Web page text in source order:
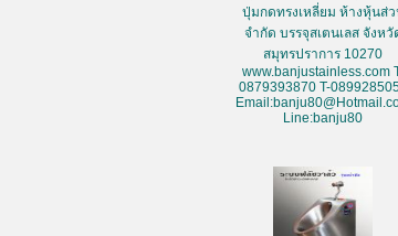
ปุ่มกดทรงเหลี่ยม ห้างหุ้นส่
จำกัด บรรจุสเตนเลส จังหวั
สมุทรปราการ 10270
www.banjustainless.com
0879393870 T-
Line:banju80